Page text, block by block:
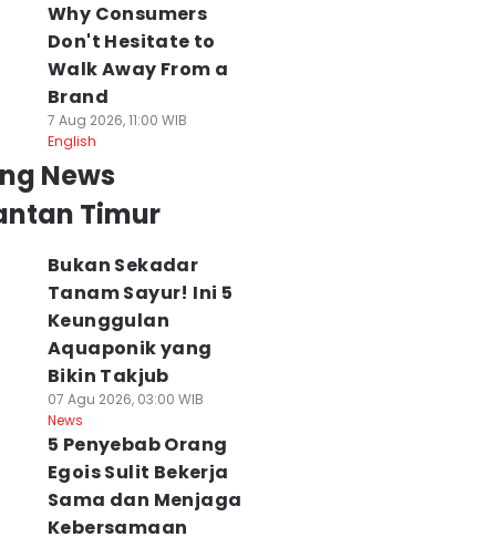
Why Consumers
Don't Hesitate to
Walk Away From a
Brand
7 Aug 2026, 11:00 WIB
English
News
Timur
Bukan Sekadar
Tanam Sayur! Ini 5
Keunggulan
Aquaponik yang
Bikin Takjub
07 Agu 2026, 03:00 WIB
News
5 Penyebab Orang
Egois Sulit Bekerja
Sama dan Menjaga
Kebersamaan